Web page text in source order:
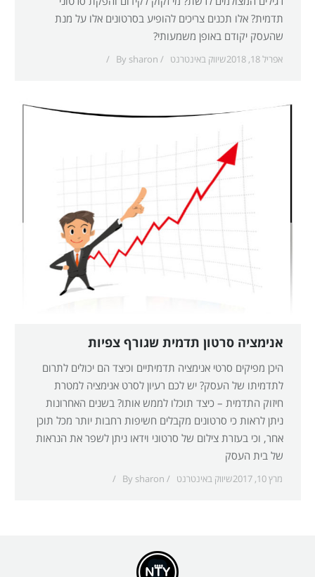
תדמית? אלו תכנים צריכים להופיע בסרטונים אלו על מנת
שהעסק יקודם באופן משמעותי?
אפריל 18, 2018 שיווק באינטרנט By sharon
אנימציה סרטון תדמית שגורף צפיות
היכן מפיקים סרטי אנימציה תדמיתיים וכיצד הם יכולים לתרום
לתדמיתו של העסק? יש לכם רעיון לסרט אנימציה למטרת
חיזוק התדמית – כיצד תוכלו לממש אותו? בשנים האחרונות
ניתן לראות כי סרטונים מקבלים חשיפות רחבות יותר מכל תוכן
אחר, וכי בעזרת צילום של סרטוני וידאו ניתן לשפר את הנראות
של בית העסק
מרץ 10, 2017 שיווק באינטרנט By sharon